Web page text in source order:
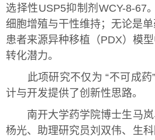
选择性USP5抑制剂WCY-8-67
细胞增殖与干性维持；无论是
患者来源异种移植（PDX）模
转化潜力。
此项研究不仅为 “不可成药”
计与开发提供了创新性思路。
南开大学药学院博士生马岚
杨光、助理研究员刘双伟、生